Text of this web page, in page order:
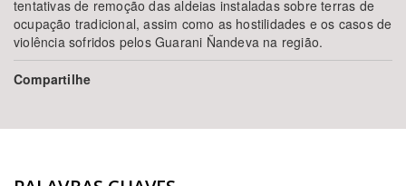
tentativas de remoção das aldeias instaladas sobre terras de
ocupação tradicional, assim como as hostilidades e os casos de
violência sofridos pelos Guarani Ñandeva na região.
Compartilhe